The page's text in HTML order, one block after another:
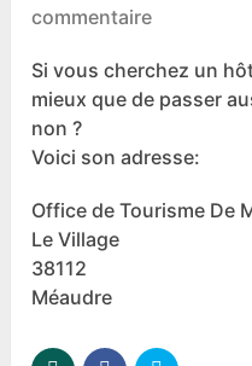
commentaire
Si vous cherchez un
mieux que de passer
non ?
Voici son adresse:
Office de Tourisme De
Le Village
38112
Méaudre